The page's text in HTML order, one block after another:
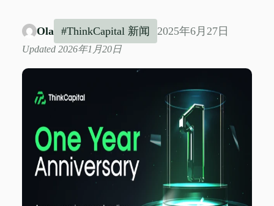
Ola #ThinkCapital 新闻 2025年6月27日
Updated 2026年1月20日